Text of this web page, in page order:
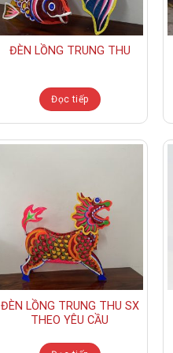
ĐÈN LỒNG TRUNG THU
Đọc tiếp
ĐÈN LỒNG TRUNG THU SX
THEO YÊU CẦU